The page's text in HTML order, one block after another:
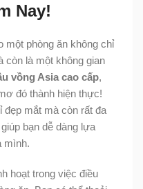
Nay!
phòng ăn không chỉ
còn là một không gian
vồng Asia cao cấp,
đó thành hiện thực!
đẹp mắt mà còn rất đa
bạn dễ dàng lựa
mình.
hoạt trong việc điều